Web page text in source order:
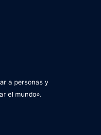
a personas y
el mundo».